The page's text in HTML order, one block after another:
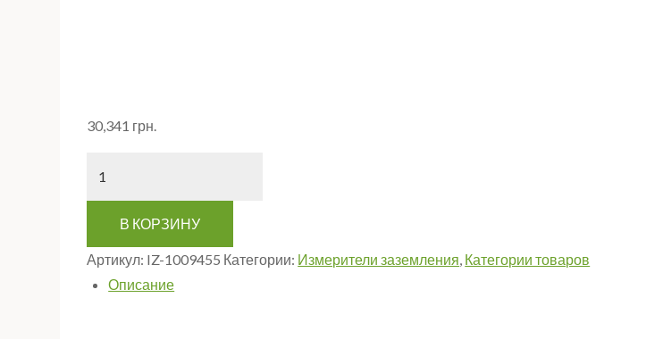
30,341 грн.
В КОРЗИНУ
Артикул: IZ-1009455 Категории: Измерители заземления, Категории товаров
Описание